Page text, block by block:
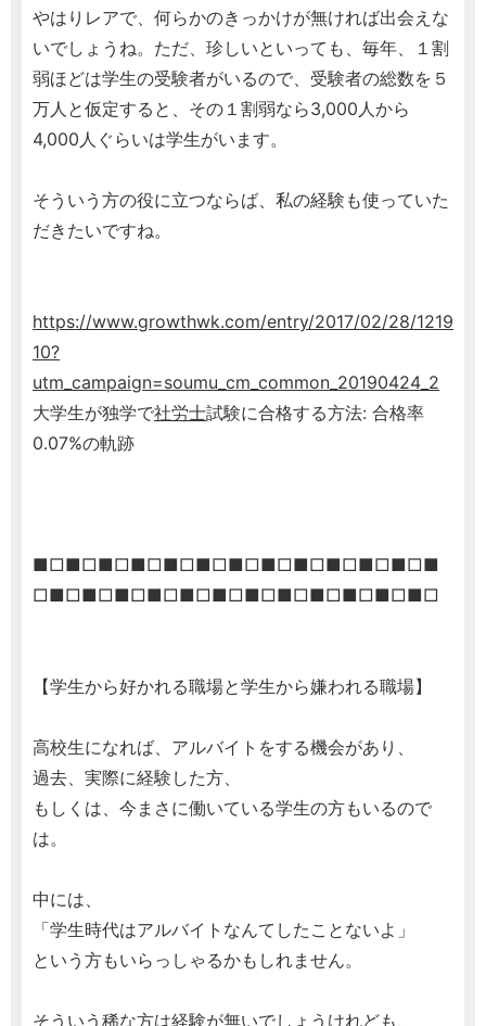
やはりレアで、何らかのきっかけが無ければ出会えな
いでしょうね。ただ、珍しいといっても、毎年、１割
弱ほどは学生の受験者がいるので、受験者の総数を５
万人と仮定すると、その１割弱なら3,000人から
4,000人ぐらいは学生がいます。
そういう方の役に立つならば、私の経験も使っていた
だきたいですね。
https://www.growthwk.com/entry/2017/02/28/1219
10?
utm_campaign=soumu_cm_common_20190424_2
大学生が独学で社労士試験に合格する方法: 合格率
0.07%の軌跡
■□■□■□■□■□■□■□■□■□■□■□■□■
□■□■□■□■□■□■□■□■□■□■□■□■□
【学生から好かれる職場と学生から嫌われる職場】
高校生になれば、アルバイトをする機会があり、
過去、実際に経験した方、
もしくは、今まさに働いている学生の方もいるので
は。
中には、
「学生時代はアルバイトなんてしたことないよ」
という方もいらっしゃるかもしれません。
そういう稀な方は経験が無いでしょうけれども、